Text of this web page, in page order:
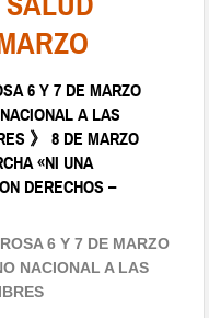
6 Y 7 DE MARZO
A LAS
》 8 DE MARZO
«NI UNA
DERECHOS –
6 Y 7 DE MARZO
NACIONAL A LAS